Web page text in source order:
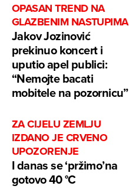
OPASAN TREND NA
GLAZBENIM NASTUPIMA
Jakov Jozinović
prekinuo koncert i
uputio apel publici:
“Nemojte bacati
mobitele na pozornicu”
ZA CIJELU ZEMLJU
IZDANO JE CRVENO
UPOZORENJE
I danas se ‘pržimo’na
gotovo 40 °C